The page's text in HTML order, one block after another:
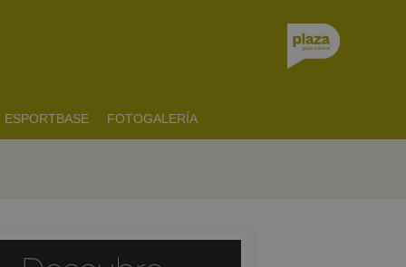
ESPORTBASE FOTOGALERÍA